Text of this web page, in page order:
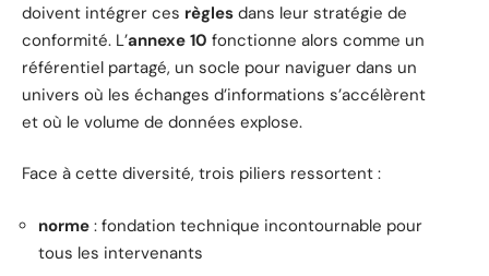
doivent intégrer ces règles dans leur stratégie de
conformité. L’annexe 10 fonctionne alors comme un
référentiel partagé, un socle pour naviguer dans un
univers où les échanges d’informations s’accélèrent
et où le volume de données explose.
Face à cette diversité, trois piliers ressortent :
norme : fondation technique incontournable pour
tous les intervenants